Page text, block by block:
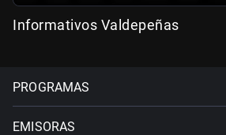
Informativos Valdepeñas
PROGRAMAS
EMISORAS